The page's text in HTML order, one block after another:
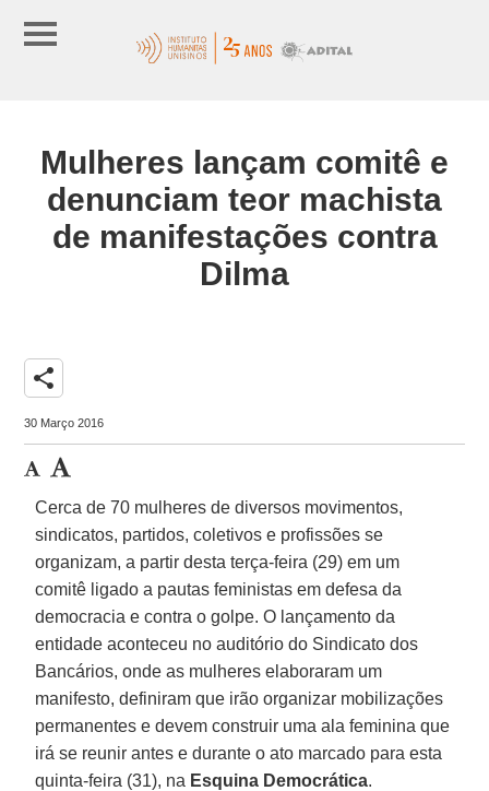
Mulheres lançam comitê e
denunciam teor machista
de manifestações contra
Dilma
share
30 Março 2016
Cerca de 70 mulheres de diversos movimentos,
sindicatos, partidos, coletivos e profissões se
organizam, a partir desta terça-feira (29) em um
comitê ligado a pautas feministas em defesa da
democracia e contra o golpe. O lançamento da
entidade aconteceu no auditório do Sindicato dos
Bancários, onde as mulheres elaboraram um
manifesto, definiram que irão organizar mobilizações
permanentes e devem construir uma ala feminina que
irá se reunir antes e durante o ato marcado para esta
quinta-feira (31), na Esquina Democrática.